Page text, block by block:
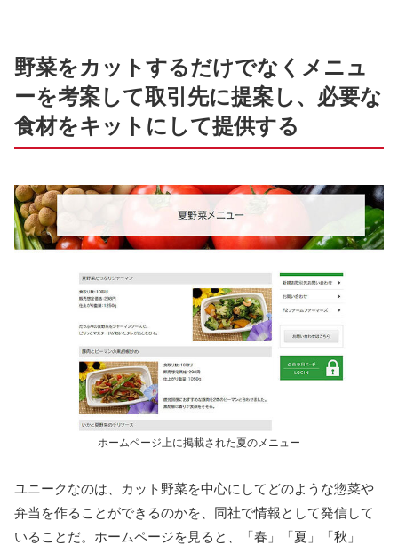
野菜をカットするだけでなくメニュ
ーを考案して取引先に提案し、必要な
食材をキットにして提供する
ホームページ上に掲載された夏のメニュー
ユニークなのは、カット野菜を中心にしてどのような惣菜や
弁当を作ることができるのかを、同社で情報として発信して
いることだ。ホームページを見ると、「春」「夏」「秋」